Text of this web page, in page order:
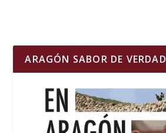
ARAGÓN SABOR DE VERDAD